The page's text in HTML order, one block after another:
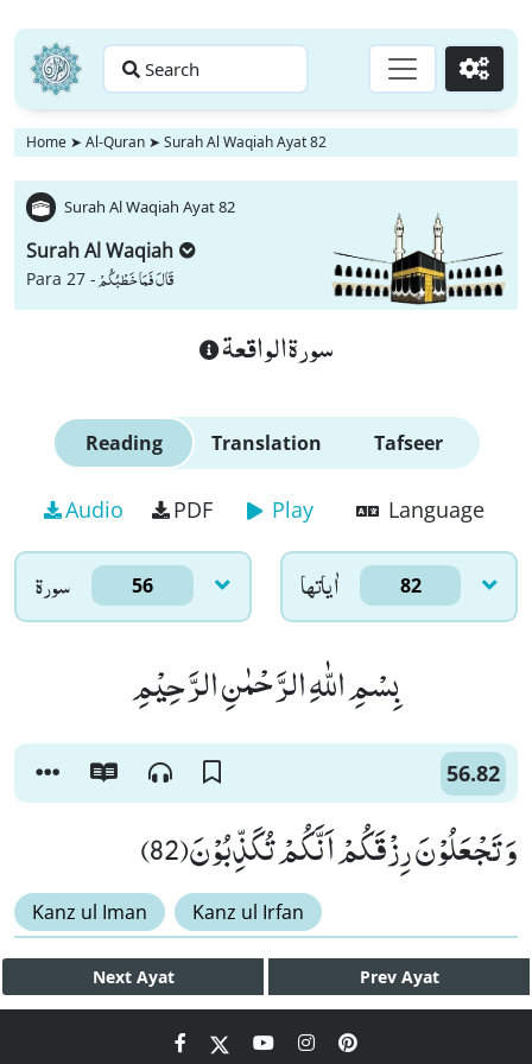
Search Go
Home ➤ Al-Quran ➤ Surah Al Waqiah Ayat 82
Surah Al Waqiah Ayat 82
Surah Al Waqiah
Para 27 -قَالَ فَمَا خَطْبُكُمْ
سورة الواقعة
Reading Translation Tafseer
Audio PDF Play Language
سورۃ 56 اٰياتها 82
بِسْمِ اللّٰهِ الرَّحْمٰنِ الرَّحِیْمِ
56.82
وَ تَجْعَلُوْنَ رِزْقَكُمْ اَنَّكُمْ تُكَذِّبُوْنَ(82)
Kanz ul Iman Kanz ul Irfan
Next Ayat Prev Ayat